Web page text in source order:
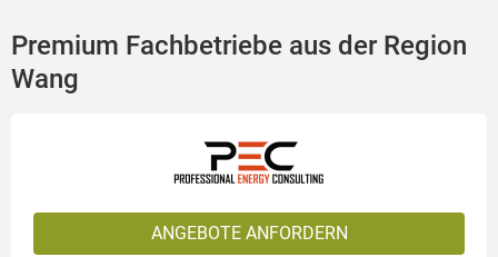
Premium Fachbetriebe aus der Region
Wang
ANGEBOTE ANFORDERN